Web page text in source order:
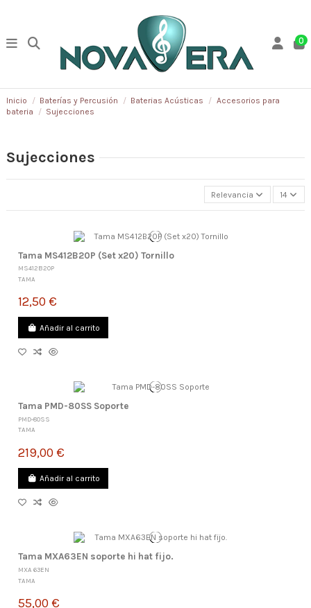
0
Inicio Baterías y Percusión Baterias Acústicas
Accesorios para
bateria
Sujecciones
Sujecciones
Relevancia 14
Tama MS412B20P (Set x20) Tornillo
MS412B20P
TAMA
12,50 €
Añadir al carrito
Tama PMD-80SS Soporte
PMD-80SS
TAMA
219,00 €
Añadir al carrito
Tama MXA63EN soporte hi hat fijo.
MXA 63EN
TAMA
55,00 €